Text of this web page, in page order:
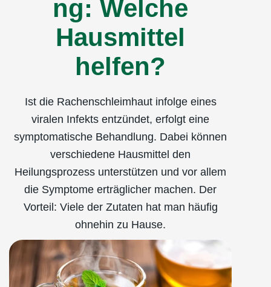
schmerzen können verschiedene
Ursachen zugrunde liegen, deshalb
empfiehlt es sich, einen Arzt zu
konsultieren. Der weiß am besten, was
einzuatmen, wenn ein Erkrankter niest
oder hustet. Hygienemaßnahmen, wie
regelmäßiges Händewaschen, können
ebenfalls dazu beitragen, das
Infektionsrisiko zu reduzieren.
regulär. Die meisten Betroffenen sind
nach einer Woche wieder symptomfrei,
Bei bakteriellen Rachenentzündungen
notwendig, wonach die
Ansteckungsgefahr in der Regel 24
Stunden nach Therapiebeginn gebannt
ng: Welche
Hausmittel
helfen?
Ist die Rachenschleimhaut infolge eines
viralen Infekts entzündet, erfolgt eine
symptomatische Behandlung. Dabei können
verschiedene Hausmittel den
Heilungsprozess unterstützen und vor allem
die Symptome erträglicher machen. Der
Vorteil: Viele der Zutaten hat man häufig
ohnehin zu Hause.